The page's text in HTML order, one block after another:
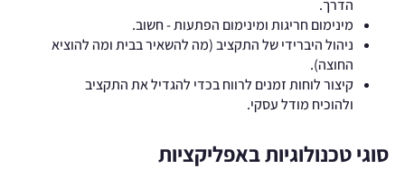
הדרך.
מינימום חריגות ומינימום הפתעות - חשוב.
ניהול היברידי של התקציב (מה להשאיר בבית ומה להוציא
החוצה).
קיצור לוחות זמנים לרווח בכדי להגדיל את התקציב
ולהוכיח מודל עסקי.
סוגי טכנולוגיות באפליקציות